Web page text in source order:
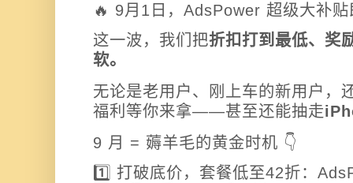
🔥 9月1日，AdsPower 超级大补
这一波，我们把折扣打到 最低、奖
软。
无论是老用户、刚上车的新用户，
福利等你来拿——甚至还能抽走
9 月 = 薅羊毛的黄金时机 👇
1️⃣ 打破底价，套餐低至42折：